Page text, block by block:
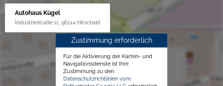
Autohaus Kügel
Industriestraße 11, 96114 Hirschaid
Zustimmung erforderlich
Für die Aktivierung der Karten- und
Navigationsdienste ist Ihre
Zustimmung zu den
Datenschutzrichtlinien vom